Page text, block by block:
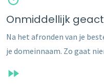
Onmiddellijk
Na het afronden van je
je domeinnaam. Zo gaat